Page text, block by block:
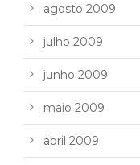
agosto 2009
julho 2009
junho 2009
maio 2009
abril 2009